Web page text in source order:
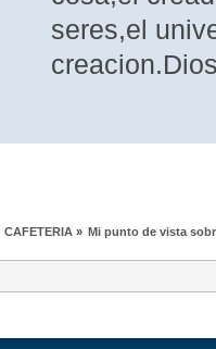
seres,el
CAFETERIA» Mi punto de vista